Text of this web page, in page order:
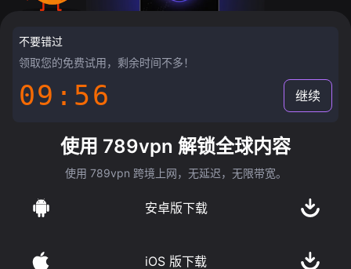
不要错过
领取您的免费试用，剩余时间不多！
09:55 继续
使用 789vpn 解锁全球内容
使用 789vpn 跨境上网，无延迟，无限带宽。
安卓版下载
iOS 版下载